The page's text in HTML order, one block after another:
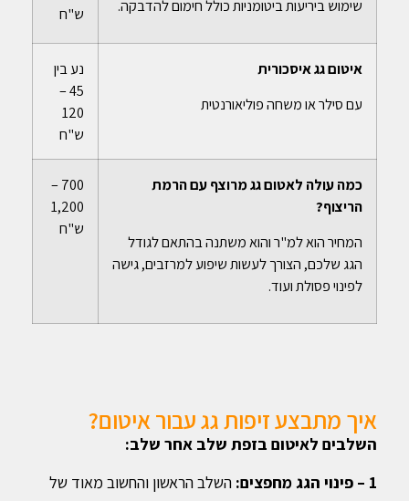
שימוש ביריעות ביטומניות כולל חימום להדבקה.
ש"ח
איטום גג איסכורית
עם סילר או משחה פוליאורנטית
נע בין
45 –
120
ש"ח
כמה עולה לאטום גג מרוצף עם הרמת
הריצוף?
המחיר הוא למ"ר והוא משתנה בהתאם לגודל
הגג שלכם, הצורך לעשות שיפוע למרזבים, גישה
לפינוי פסולת ועוד.
700 –
1,200
ש"ח
איך מתבצע זיפות גג עבור איטום?
השלבים לאיטום בזפת שלב אחר שלב:
1 – פינוי הגג מחפצים:
השלב הראשון והחשוב מאוד של